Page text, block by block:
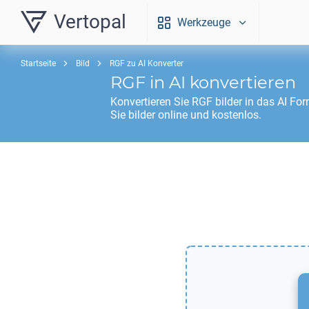
Vertopal Werkzeuge
Startseite Bild RGF zu AI Konverter
RGF in AI konvertieren
Konvertieren Sie RGF bilder in das AI
Sie bilder online und kostenlos.